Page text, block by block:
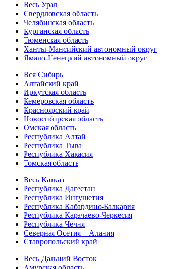
Весь Урал
Свердловская область
Челябинская область
Курганская область
Тюменская область
Ханты-Мансийский автономный округ
Ямало-Ненецкий автономный округ
Вся Сибирь
Алтайский край
Иркутская область
Кемеровская область
Красноярский край
Новосибирская область
Омская область
Республика Алтай
Республика Тыва
Республика Хакасия
Томская область
Весь Кавказ
Республика Дагестан
Республика Ингушетия
Республика Кабардино-Балкария
Республика Карачаево-Черкесия
Республика Чечня
Северная Осетия – Алания
Ставропольский край
Весь Дальний Восток
Амурская область